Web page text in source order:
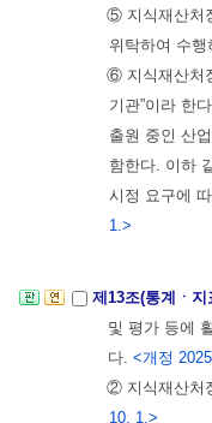
⑤ 지식재산처
위탁하여 수
⑥ 지식재산처
기관”이라 한
출원 중인 산
함한다. 이하
시정 요구에
1.>
제13조(통계ㆍ
및 평가 등에
다. <개정
② 지식재산처
10. 1.>